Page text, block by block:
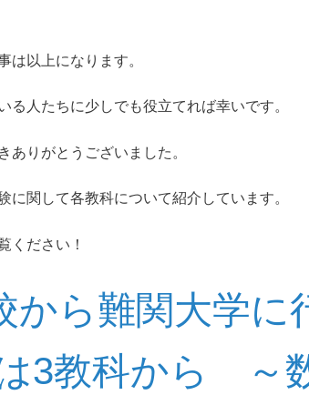
は以上になります。
る人たちに少しでも役立てれば幸いです。
ありがとうございました。
に関して各教科について紹介しています。
ください！
から難関大学に
3教科から ～